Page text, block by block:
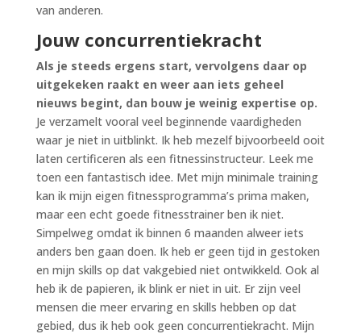
van anderen.
Jouw concurrentiekracht
Als je steeds ergens start, vervolgens daar op
uitgekeken raakt en weer aan iets geheel
nieuws begint, dan bouw je weinig expertise op.
Je verzamelt vooral veel beginnende vaardigheden
waar je niet in uitblinkt. Ik heb mezelf bijvoorbeeld ooit
laten certificeren als een fitnessinstructeur. Leek me
toen een fantastisch idee. Met mijn minimale training
kan ik mijn eigen fitnessprogramma’s prima maken,
maar een echt goede fitnesstrainer ben ik niet.
Simpelweg omdat ik binnen 6 maanden alweer iets
anders ben gaan doen. Ik heb er geen tijd in gestoken
en mijn skills op dat vakgebied niet ontwikkeld. Ook al
heb ik de papieren, ik blink er niet in uit. Er zijn veel
mensen die meer ervaring en skills hebben op dat
gebied, dus ik heb ook geen concurrentiekracht. Mijn